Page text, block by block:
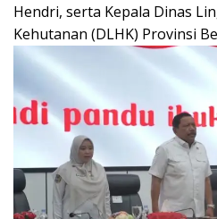
Hendri, serta Kepala Dinas
Kehutanan (DLHK) Provinsi